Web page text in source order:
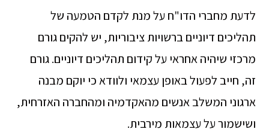
לדעת מחברי הדו"ח על מנת לקדם הטמעה של
תהליכים דיוניים ברשויות ציבוריות, יש להקים גורם
מרכזי שיהיה אחראי על קידום תהליכים דיוניים. גורם
זה, חייב לפעול באופן עצמאי ולוודא כי יוקם מבנה
ארגוני המשלב אנשים מהאקדמיה ומהחברה האזרחית,
ושישמור על עצמאות מירבית.